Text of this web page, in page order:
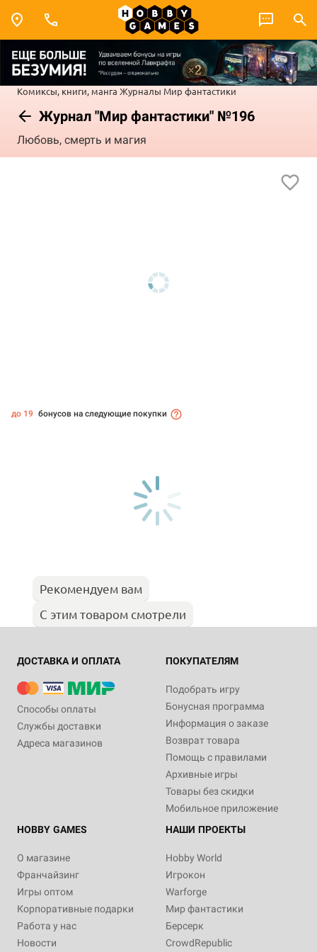
Комиксы, книги, манга Журналы Мир фантастики
Журнал "Мир фантастики" №196
Любовь, смерть и магия
до 19 бонусов на следующие покупки
Рекомендуем вам
С этим товаром смотрели
ДОСТАВКА И ОПЛАТА
Способы оплаты
Службы доставки
Адреса магазинов
ПОКУПАТЕЛЯМ
Подобрать игру
Бонусная программа
Информация о заказе
Возврат товара
Помощь с правилами
Архивные игры
Товары без скидки
Мобильное приложение
HOBBY GAMES
О магазине
Франчайзинг
Игры оптом
Корпоративные подарки
Работа у нас
Новости
НАШИ ПРОЕКТЫ
Hobby World
Игрокон
Warforge
Мир фантастики
Берсерк
CrowdRepublic